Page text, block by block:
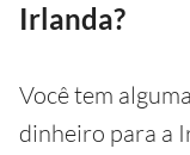
Irlanda?
Você tem
dinheiro para a